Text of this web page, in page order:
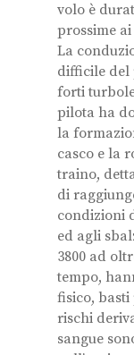
volo è
prossime
La
difficile del
forti
pilota ha
la
casco e la
traino,
di
condizioni
ed agli
3800 ad
tempo,
fisico, basti
rischi
sangue